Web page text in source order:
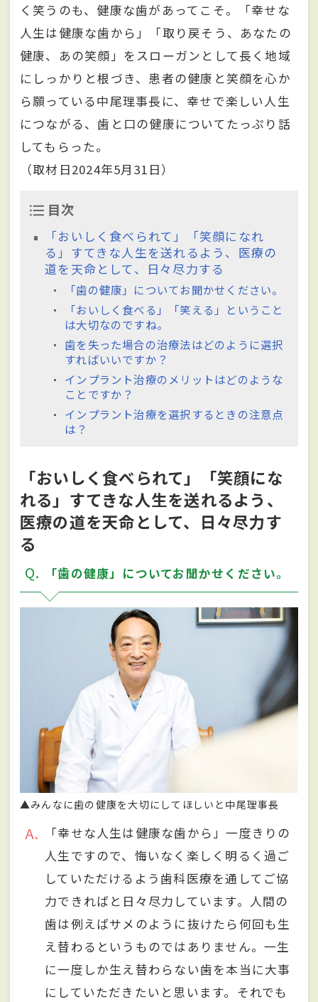
く笑うのも、健康な歯があってこそ。「幸せな
人生は健康な歯から」「取り戻そう、あなたの
健康、あの笑顔」をスローガンとして長く地域
にしっかりと根づき、患者の健康と笑顔を心か
ら願っている中尾理事長に、幸せで楽しい人生
につながる、歯と口の健康についてたっぷり話
してもらった。
（取材日2024年5月31日）
目次
「おいしく食べられて」「笑顔になれ
る」すてきな人生を送れるよう、医療の
道を天命として、日々尽力する
「歯の健康」についてお聞かせください。
「おいしく食べる」「笑える」ということ
は大切なのですね。
歯を失った場合の治療法はどのように選択
すればいいですか？
インプラント治療のメリットはどのような
ことですか？
インプラント治療を選択するときの注意点
は？
「おいしく食べられて」「笑顔にな
れる」すてきな人生を送れるよう、
医療の道を天命として、日々尽力す
る
Q 「歯の健康」についてお聞かせください。
▲みんなに歯の健康を大切にしてほしいと中尾理事長
A
「幸せな人生は健康な歯から」一度きりの
人生ですので、悔いなく楽しく明るく過ご
していただけるよう歯科医療を通してご協
力できればと日々尽力しています。人間の
歯は例えばサメのように抜けたら何回も生
え替わるというものではありません。一生
に一度しか生え替わらない歯を本当に大事
にしていただきたいと思います。それでも